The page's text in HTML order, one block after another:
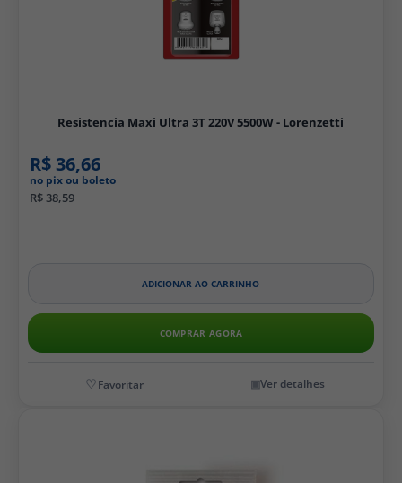
Resistencia Maxi Ultra 3T 220V 5500W - Lorenzetti
R$ 36,66
no pix ou boleto
R$ 38,59
ADICIONAR AO CARRINHO
COMPRAR AGORA
Ver detalhes